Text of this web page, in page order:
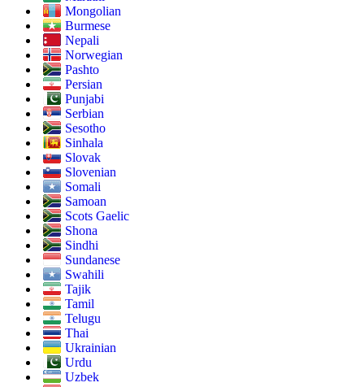
Mongolian
Burmese
Nepali
Norwegian
Pashto
Persian
Punjabi
Serbian
Sesotho
Sinhala
Slovak
Slovenian
Somali
Samoan
Scots Gaelic
Shona
Sindhi
Sundanese
Swahili
Tajik
Tamil
Telugu
Thai
Ukrainian
Urdu
Uzbek